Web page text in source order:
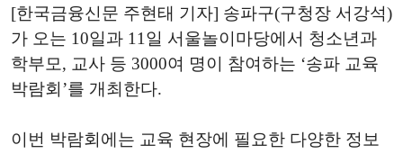
[한국금융신문 주현태 기자] 송파구(구청장 서강석)
가 오는 10일과 11일 서울놀이마당에서 청소년과
학부모, 교사 등 3000여 명이 참여하는 ‘송파 교육
박람회’를 개최한다.
이번 박람회에는 교육 현장에 필요한 다양한 정보